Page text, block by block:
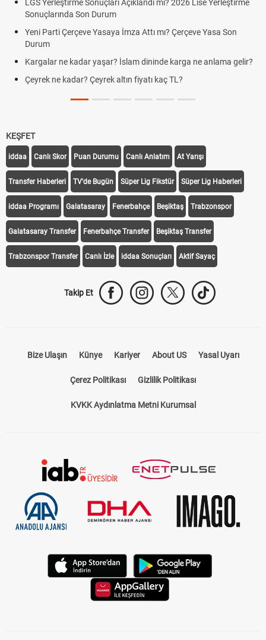
LGS Yerleştirme Sonuçları Açıklandı mı? 2026 Lise Yerleştirme
Sonuçlarında Son Durum
Yeni Parti Çerçeve Yasaya İmza Attı mı? Çerçeve Yasa Son
Durum
Kargalar ne kadar yaşar? İslam dininde karga ne anlama gelir?
Çeyrek ne kadar? Çeyrek altın fiyatı kaç TL?
KEŞFET
iddaa Canlı Skor Puan Durumu Canlı Anlatım At Yarışı
Transfer Haberleri TV'de Bugün Süper Lig Fikstür Süper Lig Haberleri
iddaa Programı Galatasaray Fenerbahçe Beşiktaş Trabzonspor
Galatasaray Transfer Fenerbahçe Transfer Beşiktaş Transfer
Trabzonspor Transfer Canlı İzle iddaa Sonuçları Aktif Sayaç
Takip Et
Bize Ulaşın Künye Kariyer About US Yasal Uyarı
Çerez Politikası Gizlilik Politikası
KVKK Aydınlatma Metni Kurumsal